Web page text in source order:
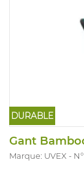
DURABLE
Gant
Marque: UVEX